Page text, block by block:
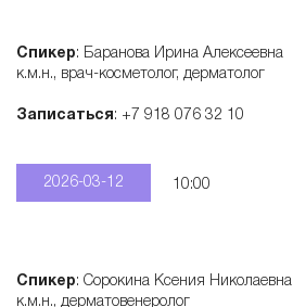
Спикер: Баранова Ирина Алексеевна
к.м.н., врач-косметолог, дерматолог
Записаться: +7 918 076 32 10
2026-03-12 10:00
Спикер: Сорокина Ксения Николаевна
к.м.н., дерматовенеролог